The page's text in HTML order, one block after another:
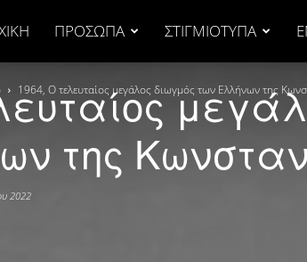
ΠΡΟΣΩΠΑ ΣΤΙΓΜΙΟΤΥΠΑ
1964, Ο τελευταίος μεγάλος διωγμός των Ελλήνων της
της
2022